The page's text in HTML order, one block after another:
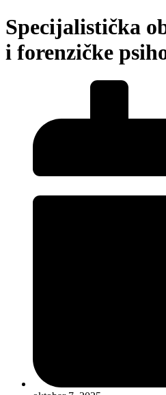
Specijalistička
i forenzičke